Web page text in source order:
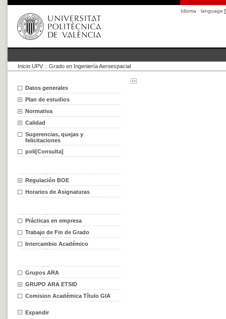
Idioma · language
Inicio UPV :: Grado en Ingeniería Aeroespacial
Datos generales
Plan de estudios
Normativa
Calidad
Sugerencias, quejas y
felicitaciones
poli[Consulta]
Regulación BOE
Horarios de Asignaturas
Prácticas en empresa
Trabajo de Fin de Grado
Intercambio Académico
Grupos ARA
GRUPO ARA ETSID
Comision Académica Título GIA
Expandir